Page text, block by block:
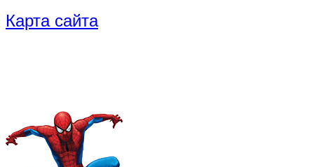
Карта сайта